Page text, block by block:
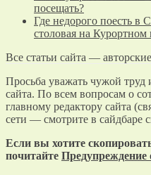
посещать?
Где недорого поесть в
столовая на Курортном
Все статьи сайта — авторские
Просьба уважать чужой труд
сайта. По всем вопросам о
главному редактору сайта
сети — смотрите в сайдбаре
Если вы хотите
почитайте Предупреждение